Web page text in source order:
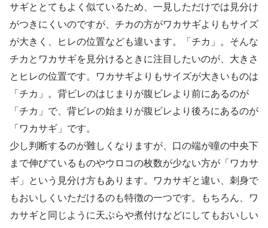
サギととてもよく似ているため、一見しただけでは見分け
がつきにくいのですが、チカの方がワカサギよりもサイズ
が大きく、ヒレの位置なども違います。「チカ」。そんな
チカとワカサギを見分けるときに注目したいのが、大きさ
とヒレの位置です。ワカサギよりもサイズが大きいものは
「チカ」。背ビレのはじまりが腹ビレより前にあるのが
「チカ」で、背ビレの始まりが腹ビレより後ろにあるのが
「ワカサギ」です。
少し判断するのが難しくなりますが、口の端が瞳の中央下
まで伸びているものやウロコの枚数が少ない方が「ワカサ
ギ」という見分け方もあります。ワカサギと違い、刺身で
もおいしくいただけるのも特徴の一つです。もちろん、ワ
カサギと同じように天ぷらや煮付けなどにしてもおいしい